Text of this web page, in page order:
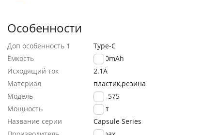
Особенности
Доп особенность 1
Type-C
Ёмкость
2500mAh
Исходящий ток
2.1A
Материал
пластик,резина
Модель
RPP-575
Мощность
15Вт
Название серии
Capsule Series